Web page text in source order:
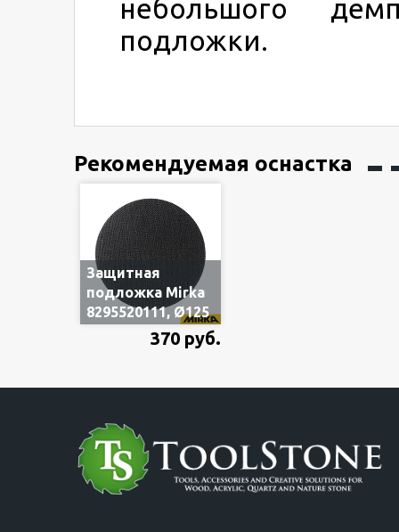
небольшого
подложки.
Рекомендуемая оснастка
Защитная
подложка Mirka
8295520111, Ø125
мм, на липучке,
толщина 3 мм,
370 руб.